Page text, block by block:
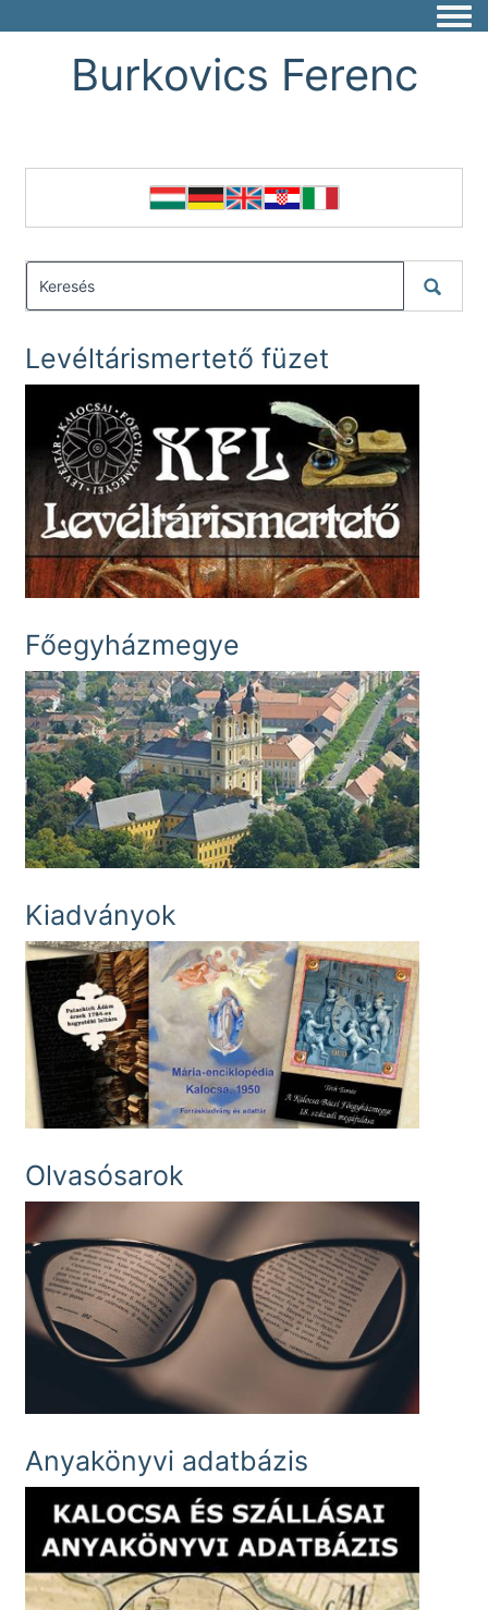
Burkovics Ferenc
Levéltárismertető füzet
Főegyházmegye
Kiadványok
Olvasósarok
Anyakönyvi adatbázis